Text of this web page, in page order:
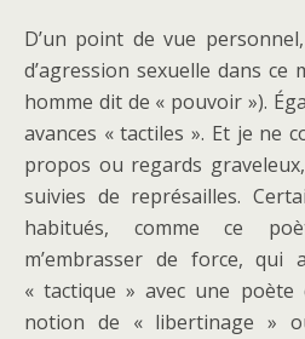
D’un point de vue
d’agression sexuelle dans ce
homme dit de « pouvoir »).
avances « tactiles ». Et je ne
propos ou regards
suivies de représailles.
habitués, comme ce
m’embrasser de force, qui
« tactique » avec une
notion de « libertinage »